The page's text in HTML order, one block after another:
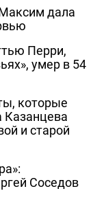
дала
Перри,
умер в 54
которые
Казанцева
и старой
Соседов